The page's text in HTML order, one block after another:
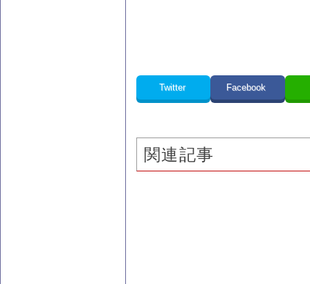
Twitter Facebook
関連記事